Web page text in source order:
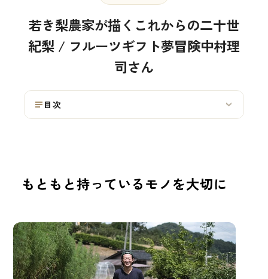
若き梨農家が描くこれからの二十世
紀梨 / フルーツギフト夢冒険中村理
司さん
目次 ›
もともと持っているモノを大切に